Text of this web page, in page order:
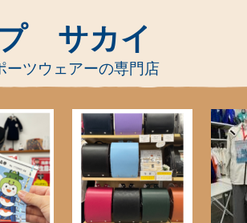
サカイ
ーツウェアーの専門店